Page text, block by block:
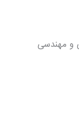
و مهندسی